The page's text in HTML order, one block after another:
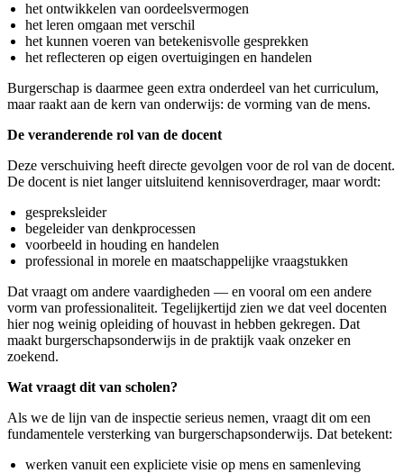
het ontwikkelen van oordeelsvermogen
het leren omgaan met verschil
het kunnen voeren van betekenisvolle gesprekken
het reflecteren op eigen overtuigingen en handelen
Burgerschap is daarmee geen extra onderdeel van het curriculum,
maar raakt aan de kern van onderwijs: de vorming van de mens.
De veranderende rol van de docent
Deze verschuiving heeft directe gevolgen voor de rol van de docent.
De docent is niet langer uitsluitend kennisoverdrager, maar wordt:
gespreksleider
begeleider van denkprocessen
voorbeeld in houding en handelen
professional in morele en maatschappelijke vraagstukken
Dat vraagt om andere vaardigheden — en vooral om een andere
vorm van professionaliteit. Tegelijkertijd zien we dat veel docenten
hier nog weinig opleiding of houvast in hebben gekregen. Dat
maakt burgerschapsonderwijs in de praktijk vaak onzeker en
zoekend.
Wat vraagt dit van scholen?
Als we de lijn van de inspectie serieus nemen, vraagt dit om een
fundamentele versterking van burgerschapsonderwijs. Dat betekent:
werken vanuit een expliciete visie op mens en samenleving